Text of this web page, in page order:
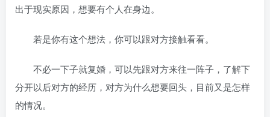
出于现实原因，想要有个人在身边。
若是你有这个想法，你可以跟对方接触看看。
不必一下子就复婚，可以先跟对方来往一阵子，了解下
分开以后对方的经历，对方为什么想要回头，目前又是怎样
的情况。